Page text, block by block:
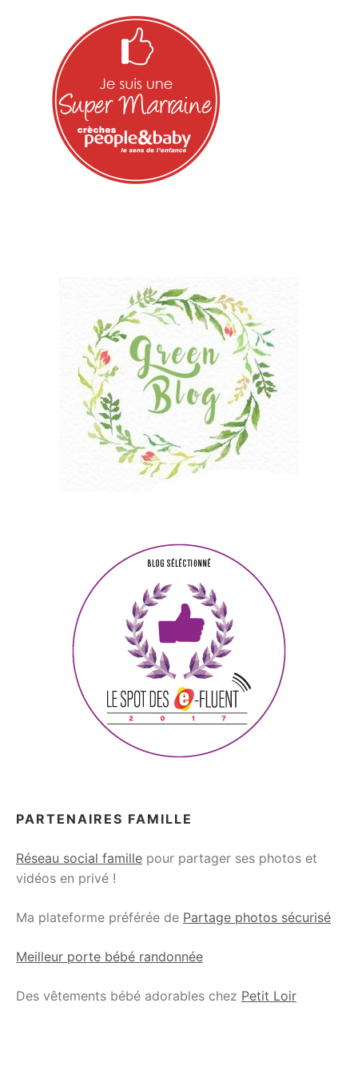
PARTENAIRES FAMILLE
Réseau social famille pour partager ses photos et
vidéos en privé !
Ma plateforme préférée de Partage photos sécurisé
Meilleur porte bébé randonnée
Des vêtements bébé adorables chez Petit Loir